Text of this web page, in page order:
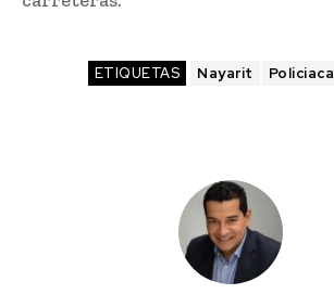
ETIQUETAS Nayarit Policiaca